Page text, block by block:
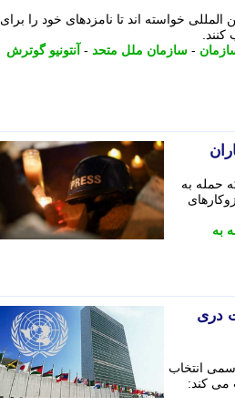
سازمان ملل متحد از 193 عضو این نهاد بین المللی خواسته اند تا نامزدهای خود را برای
- سازمان ملل متحد - آنتونیو گوترش
حمله به
به
دری
انتخاب
می کند: